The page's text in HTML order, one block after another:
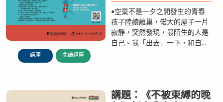
講座 閱讀講座
•空巢不是一夕之間發生的 青春
孩子陸續離巢，偌大的屋子一片
寂靜，突然發現，最陌生的人是
自己。我「出去」一下，和自己
講題：《不被束縛的晚